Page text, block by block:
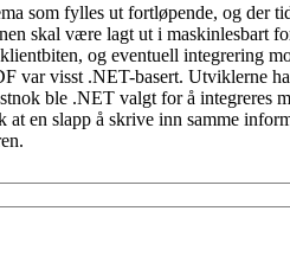
som fylles ut fortløpende, og der
skal være lagt ut i
og eventuell integrering
var visst .NET-basert. Utviklerne
ble .NET valgt for å
en slapp å skrive inn samme